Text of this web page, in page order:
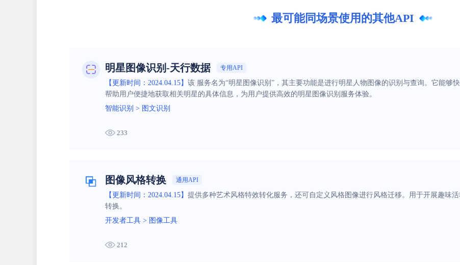
最可能同场景使用的其他API
明星图像识别-天行数据 专用API
【更新时间：2024.04.15】 该 服务名为“明星图像识别”，其主要功能是进行明星人物图像的识别与查询。它能够
帮助用户便捷地获取相关明星的具体信息，为用户提供高效的明星图像识别服务体验。
智能识别 > 图文识别
233
图像风格转换 通用API
【更新时间：2024.04.15】 提供多种艺术风格特效转化服务，还可自定义风格图像进行风格迁移。用于开展趣味
转换。
开发者工具 > 图像工具
212